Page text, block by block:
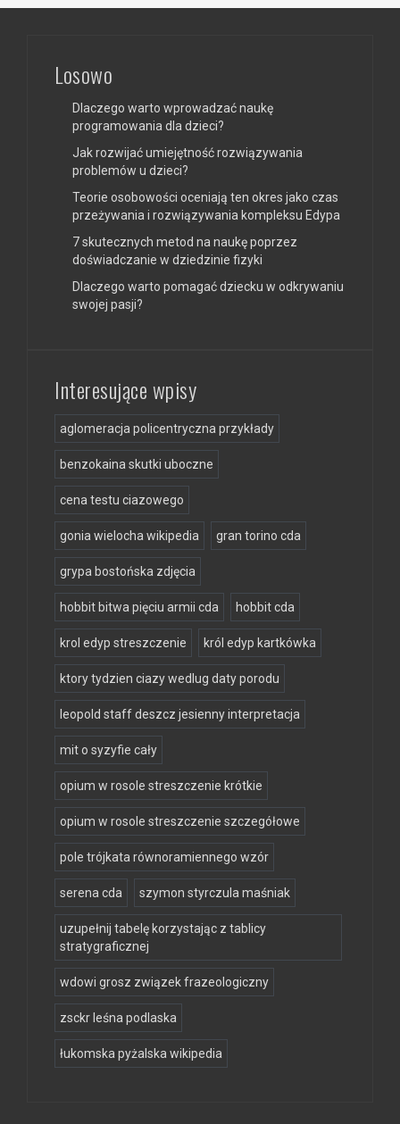
Losowo
Dlaczego warto wprowadzać naukę
programowania dla dzieci?
Jak rozwijać umiejętność rozwiązywania
problemów u dzieci?
Teorie osobowości oceniają ten okres jako czas
przeżywania i rozwiązywania kompleksu Edypa
7 skutecznych metod na naukę poprzez
doświadczanie w dziedzinie fizyki
Dlaczego warto pomagać dziecku w odkrywaniu
swojej pasji?
Interesujące wpisy
aglomeracja policentryczna przykłady
benzokaina skutki uboczne
cena testu ciazowego
gonia wielocha wikipedia gran torino cda
grypa bostońska zdjęcia
hobbit bitwa pięciu armii cda hobbit cda
krol edyp streszczenie król edyp kartkówka
ktory tydzien ciazy wedlug daty porodu
leopold staff deszcz jesienny interpretacja
mit o syzyfie cały
opium w rosole streszczenie krótkie
opium w rosole streszczenie szczegółowe
pole trójkata równoramiennego wzór
serena cda szymon styrczula maśniak
uzupełnij tabelę korzystając z tablicy
stratygraficznej
wdowi grosz związek frazeologiczny
zsckr leśna podlaska
łukomska pyżalska wikipedia